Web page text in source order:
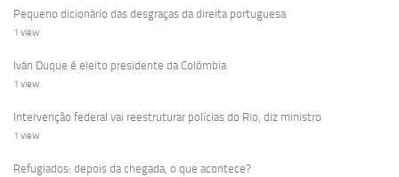
Pequeno dicionário das desgraças da direita portuguesa
1 view
Iván Duque é eleito presidente da Colômbia
1 view
Intervenção federal vai reestruturar polícias do Rio, diz ministro
1 view
Refugiados: depois da chegada, o que acontece?